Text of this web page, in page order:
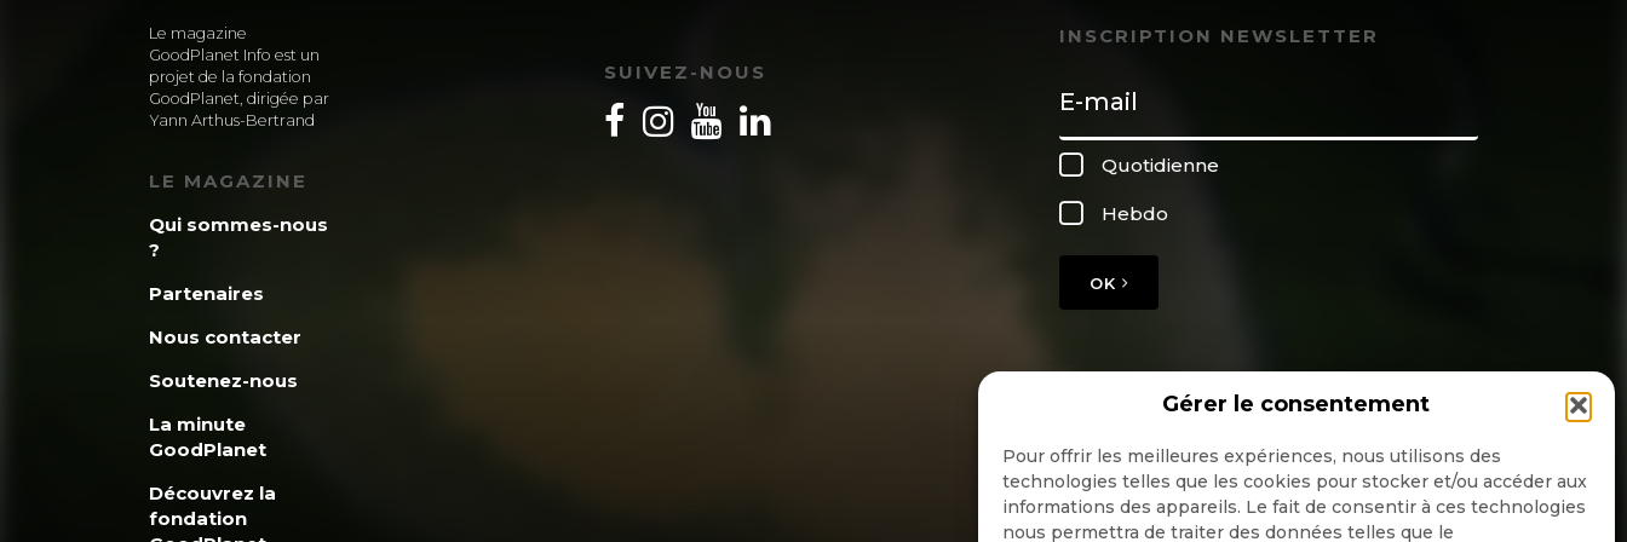
Gérer le consentement
Pour offrir les meilleures expériences, nous utilisons des
technologies telles que les cookies pour stocker et/ou accéder aux
informations des appareils. Le fait de consentir à ces technologies
nous permettra de traiter des données telles que le
Le magazine
GoodPlanet Info est un
projet de la fondation
GoodPlanet, dirigée par
Yann Arthus-Bertrand
LE MAGAZINE
Qui sommes-nous
?
Partenaires
Nous contacter
Soutenez-nous
La minute
GoodPlanet
Découvrez la
fondation
SUIVEZ-NOUS
INSCRIPTION NEWSLETTER
Quotidienne
Hebdo
OK